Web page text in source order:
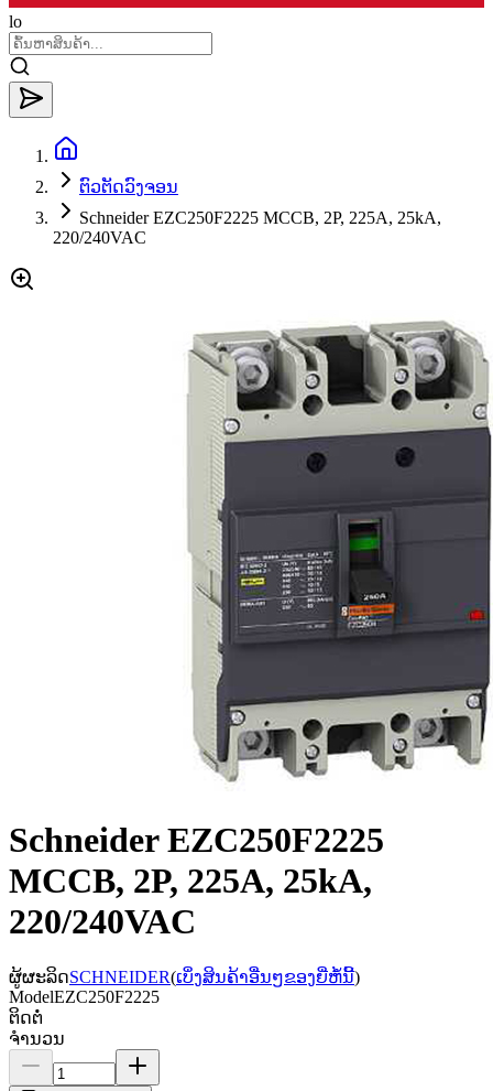
lo
ຕົວຕັດວົງຈອນ
Schneider EZC250F2225 MCCB, 2P, 225A, 25kA,
220/240VAC
Schneider EZC250F2225
MCCB, 2P, 225A, 25kA,
220/240VAC
ຜູ້ຜະລິດSCHNEIDER(ເບິ່ງສິນຄ້າອື່ນໆຂອງຍີ່ຫໍ້ນີ້)
ModelEZC250F2225
ຕິດຕໍ່
ຈຳນວນ